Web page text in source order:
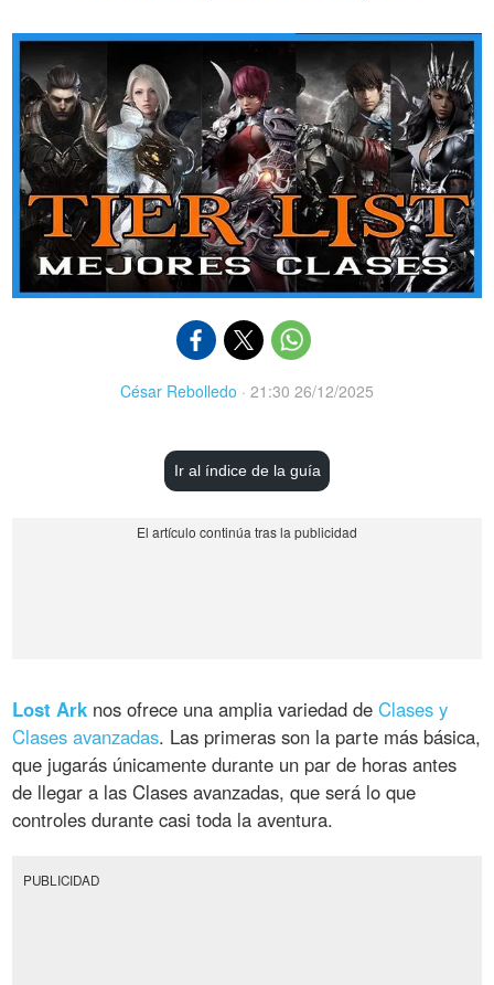
César Rebolledo · 21:30 26/12/2025
Ir al índice de la guía
Lost Ark nos ofrece una amplia variedad deClases y
Clases avanzadas. Las primeras son la parte más básica,
que jugarás únicamente durante un par de horas antes
de llegar a las Clases avanzadas, que será lo que
controles durante casi toda la aventura.
PUBLICIDAD